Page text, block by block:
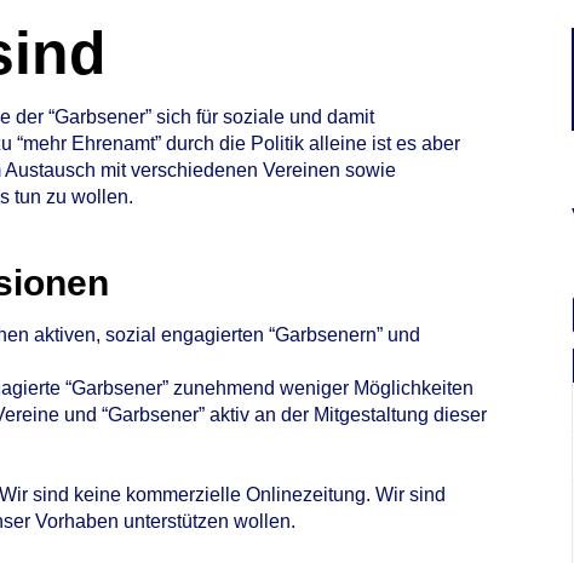
der “Garbsener” sich für soziale und damit
Ehrenamt” durch die Politik alleine ist es aber
mit verschiedenen Vereinen sowie
tun zu wollen.
aktiven, sozial engagierten “Garbsenern” und
“Garbsener” zunehmend weniger Möglichkeiten
und “Garbsener” aktiv an der Mitgestaltung dieser
sind keine kommerzielle Onlinezeitung. Wir sind
Vorhaben unterstützen wollen.